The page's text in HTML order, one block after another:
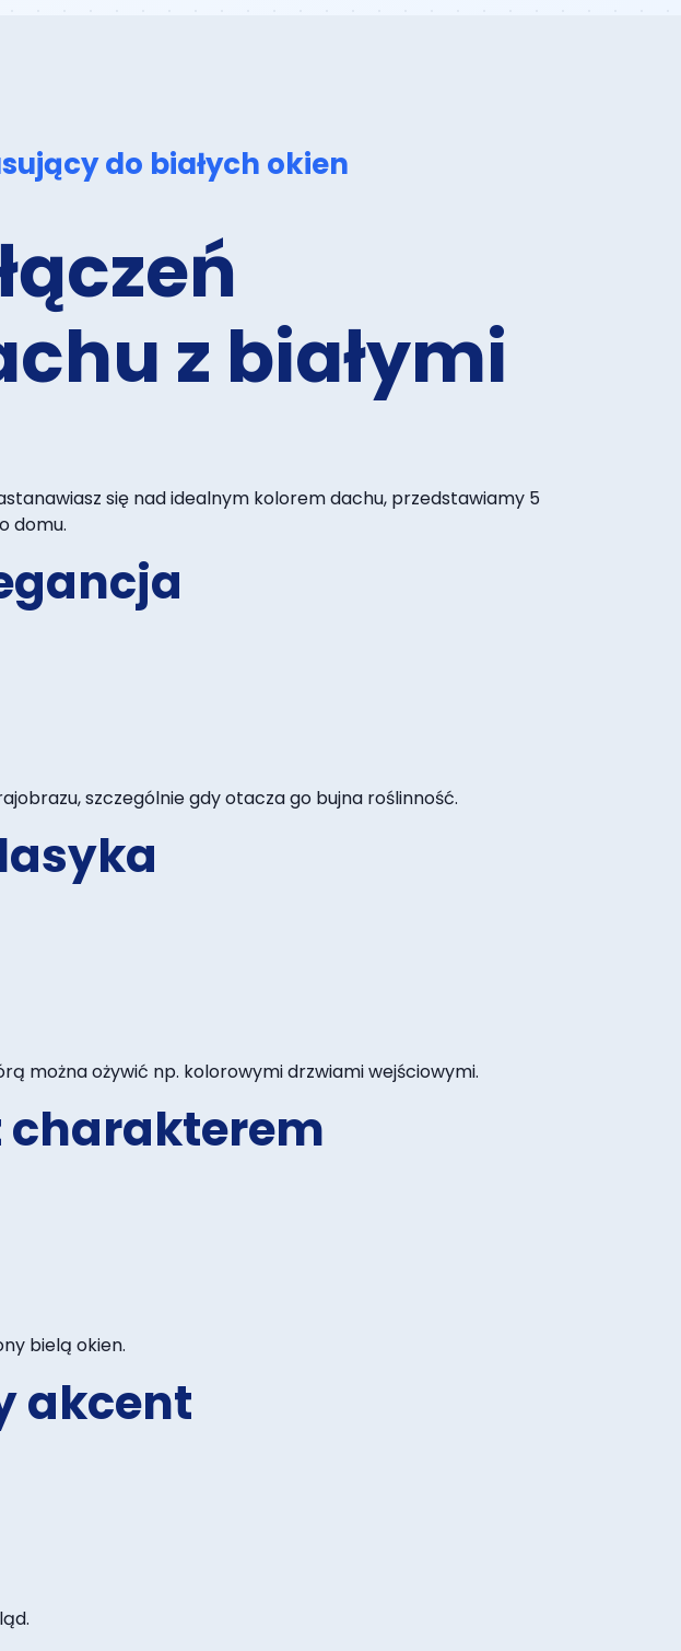
do białych okien
z białymi
się nad idealnym kolorem dachu, przedstawiamy 5
domu.
szczególnie gdy otacza go bujna roślinność.
można ożywić np. kolorowymi drzwiami wejściowymi.
charakterem
bielą okien.
akcent